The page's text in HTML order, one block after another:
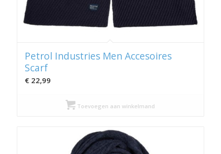
Petrol Industries Men Accesoires
Scarf
€22,99
Toevoegen aan winkelmand